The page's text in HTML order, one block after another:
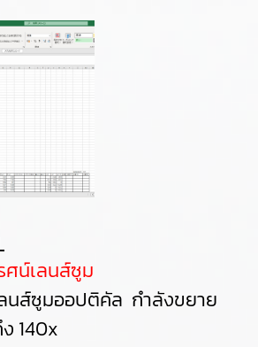
น์เลนส์ซูม
นส์ซูมออปติคัล กำลังขยาย
140x